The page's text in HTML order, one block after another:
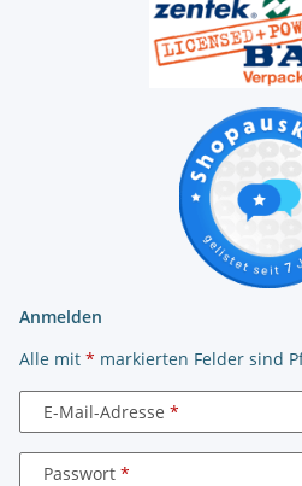
Anmelden
Alle mit * markierten Felder sind
E-Mail-Adresse
Passwort